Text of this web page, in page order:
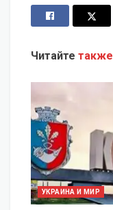
Читайте также
УКРАИНА И МИР